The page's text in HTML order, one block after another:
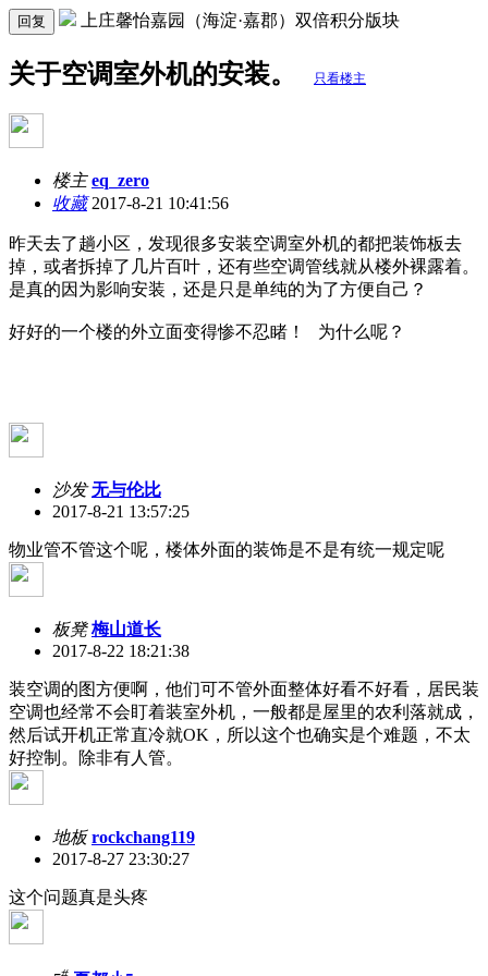
回复 上庄馨怡嘉园（海淀·嘉郡）双倍积分版块
关于空调室外机的安装。 只看楼主
楼主 eq_zero
收藏2017-8-21 10:41:56
昨天去了趟小区，发现很多安装空调室外机的都把装饰板去
掉，或者拆掉了几片百叶，还有些空调管线就从楼外裸露着。
是真的因为影响安装，还是只是单纯的为了方便自己？
好好的一个楼的外立面变得惨不忍睹！ 为什么呢？
沙发 无与伦比
2017-8-21 13:57:25
物业管不管这个呢，楼体外面的装饰是不是有统一规定呢
板凳 梅山道长
2017-8-22 18:21:38
装空调的图方便啊，他们可不管外面整体好看不好看，居民装
空调也经常不会盯着装室外机，一般都是屋里的农利落就成，
然后试开机正常直冷就OK，所以这个也确实是个难题，不太
好控制。除非有人管。
地板 rockchang119
2017-8-27 23:30:27
这个问题真是头疼